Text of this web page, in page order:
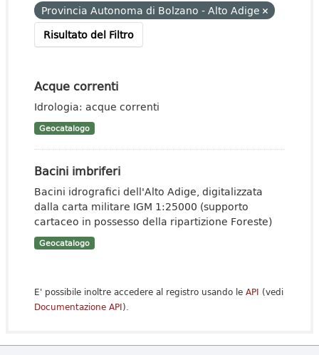
Provincia Autonoma di Bolzano - Alto Adige
Risultato del Filtro
Acque correnti
Idrologia: acque correnti
Geocatalogo
Bacini imbriferi
Bacini idrografici dell'Alto Adige, digitalizzata
dalla carta militare IGM 1:25000 (supporto
cartaceo in possesso della ripartizione Foreste)
Geocatalogo
E' possibile inoltre accedere al registro usando le API (vedi
Documentazione API).